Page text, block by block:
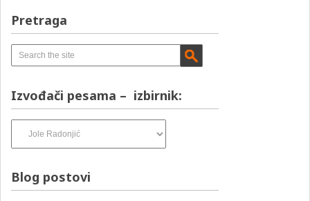
Pretraga
Izvođači pesama – izbirnik:
pesama
Blog postovi